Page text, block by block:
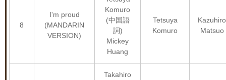
8
I'm proud
(MANDARIN
VERSION)
Komuro
(中国語
詞)
Mickey
Huang
Tetsuya
Komuro
Kazuhiro
Matsuo
Takahiro